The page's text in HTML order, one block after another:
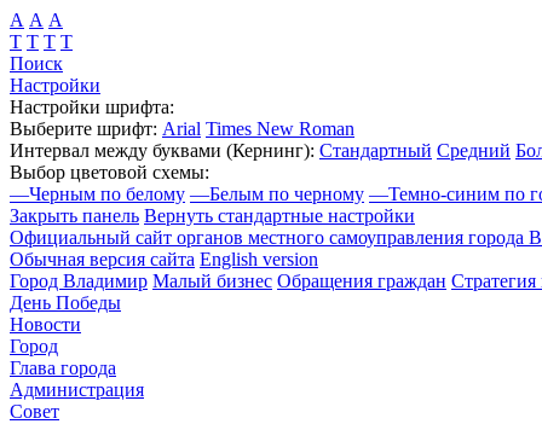
А А А
Т Т Т Т
Поиск
Настройки
Настройки шрифта:
Выберите шрифт: Arial Times New Roman
Интервал между буквами (Кернинг): Стандартный Средний
Выбор цветовой схемы:
—Черным по белому —Белым по черному —Темно-синим по
Закрыть панель Вернуть стандартные настройки
Официальный сайт органов местного самоуправления города
Обычная версия сайта English version
Город Владимир Малый бизнес Обращения граждан Стратегия
День Победы
Новости
Город
Глава города
Администрация
Совет